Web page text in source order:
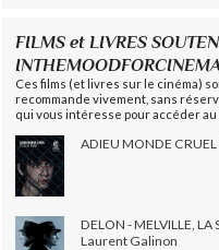
FILMS et LIVRES
Ces films (et livres sur le cinéma)
recommande vivement, sans
qui vous intéresse pour accéder
ADIEU MONDE
DELON - MELVILLE,
Laurent Galinon